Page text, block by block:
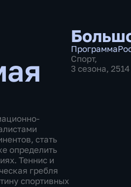
стать
определить
Теннис и
гребля
спортивных
Программа
Спорт,
3 сезона,